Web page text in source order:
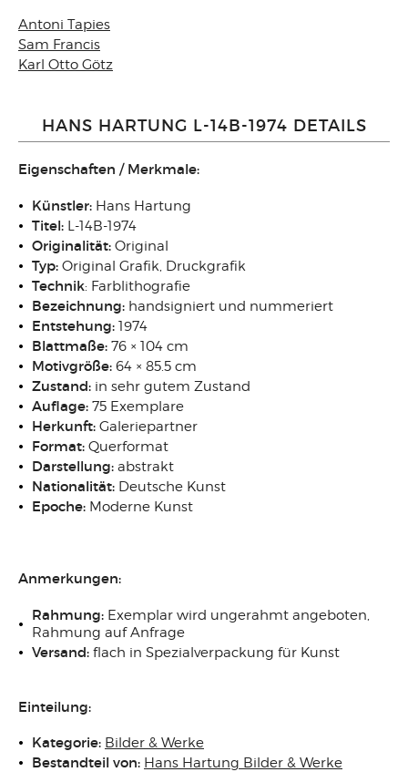
Antoni Tapies
Sam Francis
Karl Otto Götz
HANS HARTUNG L-14B-1974 DETAILS
Eigenschaften / Merkmale:
Künstler: Hans Hartung
Titel: L-14B-1974
Originalität: Original
Typ: Original Grafik, Druckgrafik
Technik: Farblithografie
Bezeichnung: handsigniert und nummeriert
Entstehung: 1974
Blattmaße: 76 × 104 cm
Motivgröße: 64 × 85.5 cm
Zustand: in sehr gutem Zustand
Auflage: 75 Exemplare
Herkunft: Galeriepartner
Format: Querformat
Darstellung: abstrakt
Nationalität: Deutsche Kunst
Epoche: Moderne Kunst
Anmerkungen:
Rahmung: Exemplar wird ungerahmt angeboten,
Rahmung auf Anfrage
Versand: flach in Spezialverpackung für Kunst
Einteilung:
Kategorie: Bilder & Werke
Bestandteil von: Hans Hartung Bilder & Werke